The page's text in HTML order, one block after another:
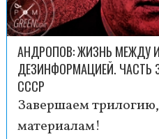
АНДРОПОВ: ЖИЗНЬ МЕЖДУ
ДЕЗИНФОРМАЦИЕЙ. ЧАСТЬ
СССР
Завершаем
материалам!